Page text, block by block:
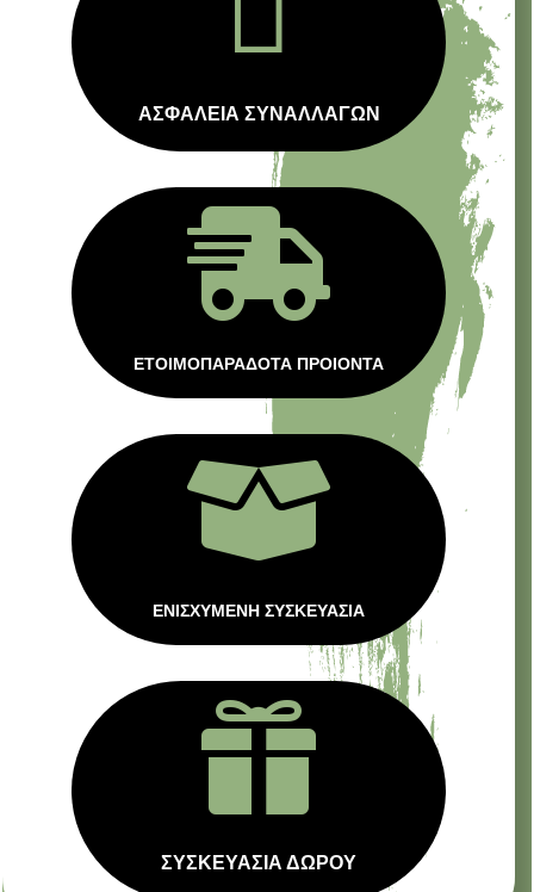
ΑΣΦΑΛΕΙΑ ΣΥΝΑΛΛΑΓΩΝ

ΕΤΟΙΜΟΠΑΡΑΔΟΤΑ ΠΡΟΙΟΝΤΑ

ΕΝΙΣΧΥΜΕΝΗ ΣΥΣΚΕΥΑΣΙΑ

ΣΥΣΚΕΥΑΣΙΑ ΔΩΡΟΥ